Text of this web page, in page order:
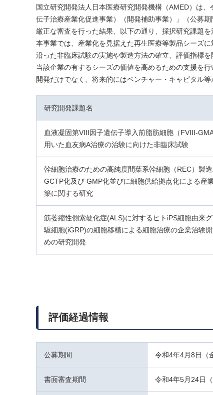
国立研究開発法人日本医療研究開発機構（AMED）は
伝子治療産業化促進事業）（開発補助事業）」（公募
厳正な審査を行った結果、以下の通り、採択研究課題
本事業では、産業化を見据えた再生医療等製品シーズ
沿った非臨床試験の実施や製造方法の確立、評価指標
当該企業の有するシーズの価値を高めるための支援を
開発だけでなく、将来的にはベンチャー・キャピタル
研究開発課題名
血液凝固第VIII因子遺伝子導入前脂肪細胞（FVIII-
用いた血友病A治療の治験に向けた非臨床試験
幹細胞治療のための高純度間葉系幹細胞（REC）製
GCTP化及び GMP化並びに細胞供給拠点化による産
築に関する研究
筋萎縮性側索硬化症(ALS)に対するヒトiPS細胞由来
駆細胞(iGRP)の細胞移植による細胞治療の企業治験
めの研究開発
評価経過情報
公募期間 令和4年4月8日（
書面審査期間 令和4年5月24日